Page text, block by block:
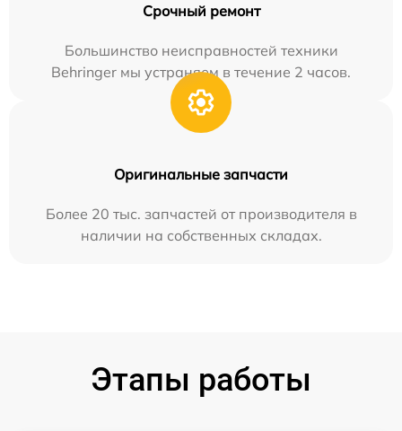
Срочный ремонт
Большинство неисправностей техники
Behringer мы устраняем в течение 2 часов.
Оригинальные запчасти
Более 20 тыс. запчастей от производителя в
наличии на собственных складах.
Этапы работы